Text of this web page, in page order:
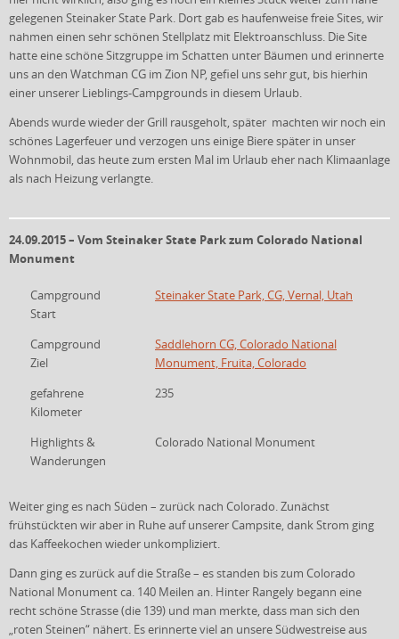
gelegenen Steinaker State Park. Dort gab es haufenweise freie Sites, wir
nahmen einen sehr schönen Stellplatz mit Elektroanschluss. Die Site
hatte eine schöne Sitzgruppe im Schatten unter Bäumen und erinnerte
uns an den Watchman CG im Zion NP, gefiel uns sehr gut, bis hierhin
einer unserer Lieblings-Campgrounds in diesem Urlaub.
Abends wurde wieder der Grill rausgeholt, später machten wir noch ein
schönes Lagerfeuer und verzogen uns einige Biere später in unser
Wohnmobil, das heute zum ersten Mal im Urlaub eher nach Klimaanlage
als nach Heizung verlangte.
24.09.2015 – Vom Steinaker State Parkzum Colorado National
Monument
Campground
Start
Steinaker State Park, CG, Vernal, Utah
Campground
Ziel
Saddlehorn CG, Colorado National
Monument, Fruita, Colorado
gefahrene
Kilometer
235
Highlights &
Wanderungen
Colorado National Monument
Weiter ging es nach Süden – zurück nach Colorado. Zunächst
frühstückten wir aber in Ruhe auf unserer Campsite, dank Strom ging
das Kaffeekochen wieder unkompliziert.
Dann ging es zurück auf die Straße – es standen bis zum Colorado
National Monument ca. 140 Meilen an. Hinter Rangely begann eine
recht schöne Strasse (die 139) und man merkte, dass man sich den
„roten Steinen“ nähert. Es erinnerte viel an unsere Südwestreise aus